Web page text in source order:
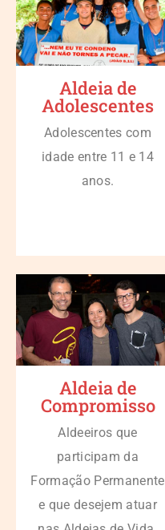
Aldeia de
Adolescentes
Adolescentes com
idade entre 11 e 14
anos.
Aldeia de
Compromisso
Aldeeiros que
participam da
Formação Permanente
e que desejem atuar